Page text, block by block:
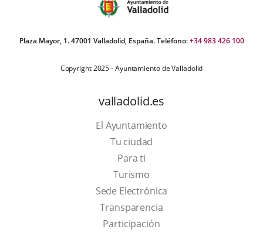
Plaza Mayor, 1. 47001 Valladolid, España. Teléfono:+34 983 426 100
Copyright 2025 - Ayuntamiento de Valladolid
valladolid.es
El Ayuntamiento
Tu ciudad
Para ti
TurismoThis
link
will
open
Sede Electrónica
Transparencia
Participación